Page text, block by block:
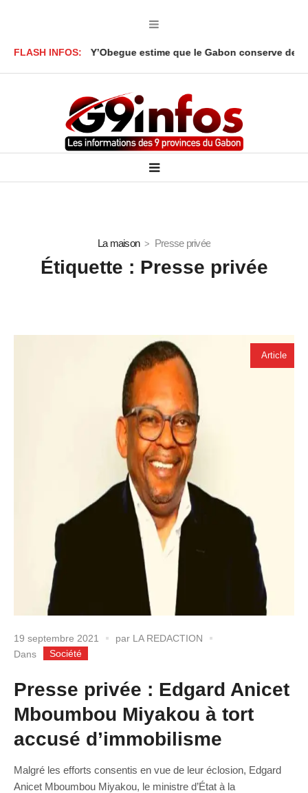
FLASH INFOS:
Onanga Y’Obegue estime que le Gabon conserve des
La maison Presse privée
Étiquette : Presse privée
Article
19 septembre 2021 par LA REDACTION
Dans
Société
Presse privée : Edgard Anicet
Mboumbou Miyakou à tort
accusé d’immobilisme
Malgré les efforts consentis en vue de leur éclosion, Edgard
Anicet Mboumbou Miyakou, le ministre d’État à la